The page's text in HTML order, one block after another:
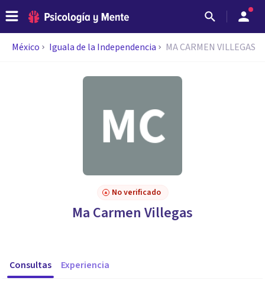
México Iguala de la Independencia MA CARMEN VILLEGAS
No verificado
Ma Carmen Villegas
Consultas Experiencia